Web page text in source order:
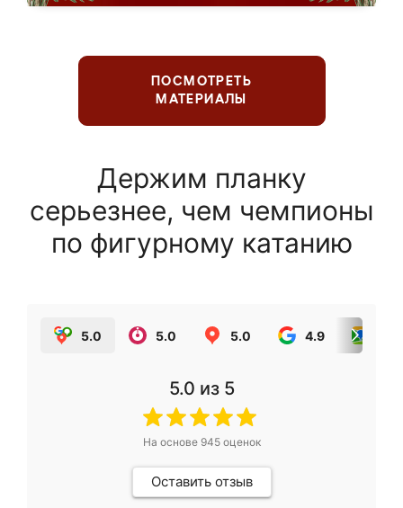
ПОСМОТРЕТЬ
МАТЕРИАЛЫ
Держим планку
серьезнее, чем чемпионы
по фигурному катанию
5.0 5.0 5.0 4.9
5.0 из 5
На основе 945оценок
Оставить отзыв